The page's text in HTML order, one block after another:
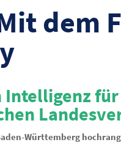
dem
Württemberg